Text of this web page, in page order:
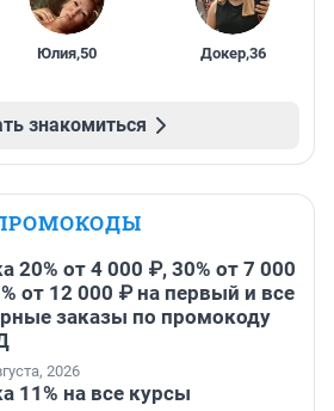
Юлия,50 Докер,36
знакомиться
20% от 4 000 ₽, 30% от 7 000
от 12 000 ₽ на первый и все
заказы по промокоду
2026
11% на все курсы